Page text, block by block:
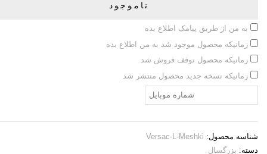
ناموجود
به من از طریق پیامک اطلاع بده
زمانیکه محصول موجود شد به من اطلاع بده
زمانیکه محصول توقف فروش شد
زمانیکه نسخه جدید محصول منتشر شد
شناسه محصول: Versac-L-Meshki
دسته: بزرگسال